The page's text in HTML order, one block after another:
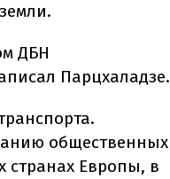
ДБН
Парцхаладзе.
общественных
странах Европы, в